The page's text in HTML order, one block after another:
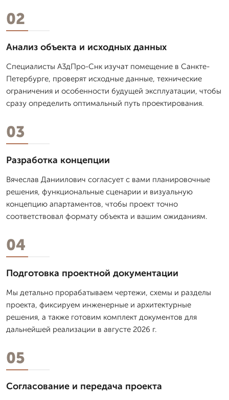
02
Анализ объекта и исходных данных
Специалисты А3дПро-Снк изучат помещение в Санкте-
Петербурге, проверят исходные данные, технические
ограничения и особенности будущей эксплуатации, чтобы
сразу определить оптимальный путь проектирования.
03
Разработка концепции
Вячеслав Даниилович согласует с вами планировочные
решения, функциональные сценарии и визуальную
концепцию апартаментов, чтобы проект точно
соответствовал формату объекта и вашим ожиданиям.
04
Подготовка проектной документации
Мы детально прорабатываем чертежи, схемы и разделы
проекта, фиксируем инженерные и архитектурные
решения, а также готовим комплект документов для
дальнейшей реализации в августе 2026 г.
05
Согласование и передача проекта